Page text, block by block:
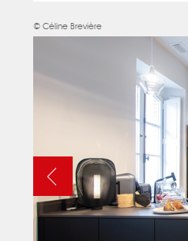
© Céline Brevière